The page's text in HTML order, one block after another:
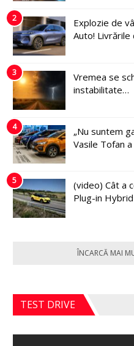
2
Explozie de
Auto! Livrările
3
Vremea se
instabilitate…
4
„Nu suntem
Vasile Tofan
5
(video) Cât a
Plug-in
ÎNCARCĂ MAI
TEST DRIVE